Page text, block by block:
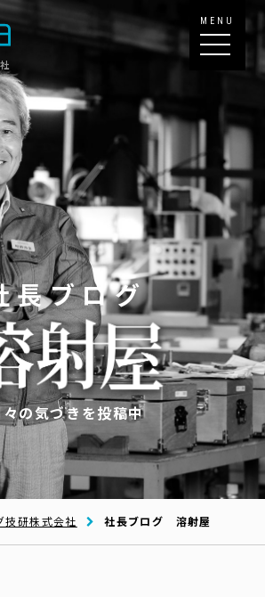
MENU
長ブログ
の気づきを投稿中
技研株式会社 社長ブログ 溶射屋